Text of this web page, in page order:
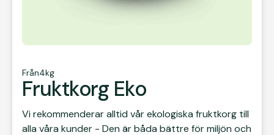
Från4kg
Fruktkorg Eko
Vi rekommenderar alltid vår ekologiska fruktkorg till
alla våra kunder - Den är båda bättre för miljön och